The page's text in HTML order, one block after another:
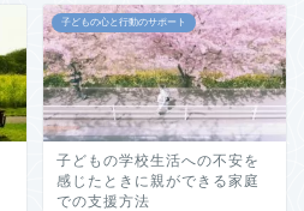
子どもの心と行動のサポート
子どもの学校生活への不安を
感じたときに親ができる家庭
での支援方法